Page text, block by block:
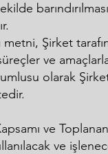
Şirket
ve
olarak
ve
ve